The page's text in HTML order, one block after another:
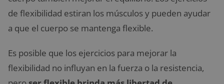
de flexibilidad estiran los músculos y pueden ayudar
a que el cuerpo se mantenga flexible.
Es posible que los ejercicios para mejorar la
flexibilidad no influyan en la fuerza o la resistencia,